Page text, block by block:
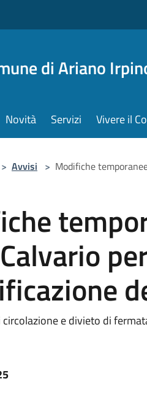
di Ariano
Novità Servizi Vivere il
> Avvisi > Modifiche
circolazione e divieto di